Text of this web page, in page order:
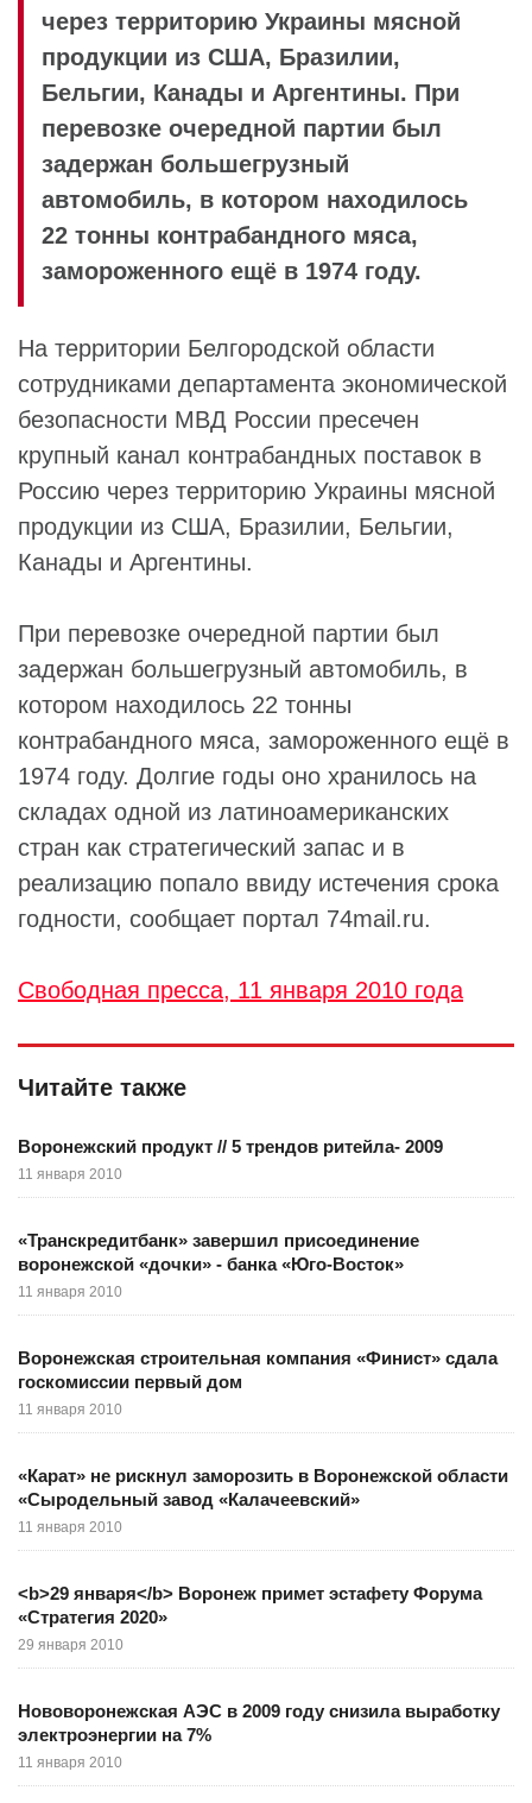
через территорию Украины мясной
продукции из США, Бразилии,
Бельгии, Канады и Аргентины. При
перевозке очередной партии был
задержан большегрузный
автомобиль, в котором находилось
22 тонны контрабандного мяса,
замороженного ещё в 1974 году.
На территории Белгородской области
сотрудниками департамента экономической
безопасности МВД России пресечен
крупный канал контрабандных поставок в
Россию через территорию Украины мясной
продукции из США, Бразилии, Бельгии,
Канады и Аргентины.
При перевозке очередной партии был
задержан большегрузный автомобиль, в
котором находилось 22 тонны
контрабандного мяса, замороженного ещё в
1974 году. Долгие годы оно хранилось на
складах одной из латиноамериканских
стран как стратегический запас и в
реализацию попало ввиду истечения срока
годности, сообщает портал 74mail.ru.
Свободная пресса, 11 января 2010 года
Читайте также
Воронежский продукт // 5 трендов ритейла- 2009
11 января 2010
«Транскредитбанк» завершил присоединение
воронежской «дочки» - банка «Юго-Восток»
11 января 2010
Воронежская строительная компания «Финист» сдала
госкомиссии первый дом
11 января 2010
«Карат» не рискнул заморозить в Воронежской области
«Сыродельный завод «Калачеевский»
11 января 2010
<b>29 января</b> Воронеж примет эстафету Форума
«Стратегия 2020»
29 января 2010
Нововоронежская АЭС в 2009 году снизила выработку
электроэнергии на 7%
11 января 2010